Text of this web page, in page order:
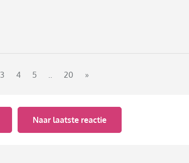
3 4 5 .. 20 »
Naar laatste reactie